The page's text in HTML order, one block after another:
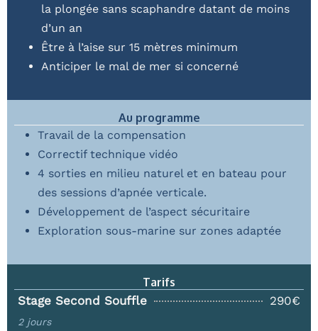
la plongée sans scaphandre datant de moins
d’un an
Être à l’aise sur 15 mètres minimum
Anticiper le mal de mer si concerné
Au programme
Travail de la compensation
Correctif technique vidéo
4 sorties en milieu naturel et en bateau pour
des sessions d’apnée verticale.
Développement de l’aspect sécuritaire
Exploration sous-marine sur zones adaptée
Tarifs
Stage Second Souffle
290€
2 jours